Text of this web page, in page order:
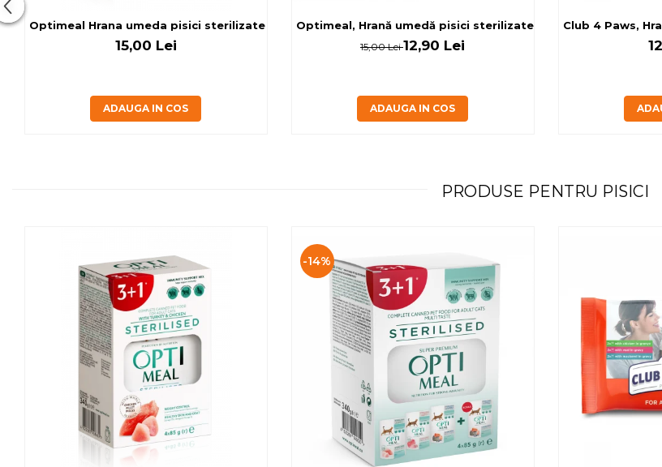
Optimeal Hrana umeda pisici sterilizate - curcan si pui in sos, set 3+1, 4*0,085kg
15,00 Lei
ADAUGA IN COS
Optimeal, Hrană umedă pisici sterilizate, diferite arome,
15,00 Lei12,90 Lei
ADAUGA IN COS
Club 4 Paws,
PRODUSE PENTRU PISICI
-14%